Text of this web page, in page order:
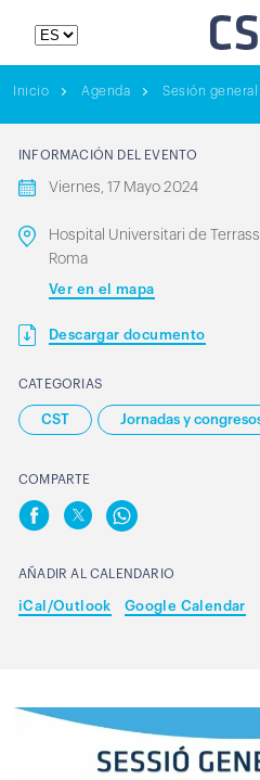
Inicio Agenda Sesión
INFORMACIÓN DEL EVENTO
Viernes, 17 Mayo 2024
Hospital Universitari de
Roma
Ver en el mapa
Descargar documento
CATEGORIAS
CST Jornadas y
COMPARTE
AÑADIR AL CALENDARIO
iCal/Outlook Google Calendar